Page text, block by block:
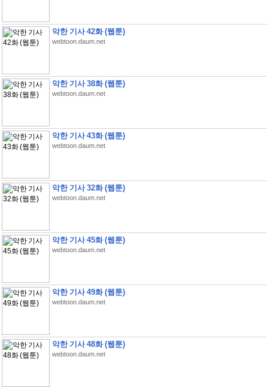
악한 기사 42화 (웹툰)
webtoon.daum.net
악한 기사 38화 (웹툰)
webtoon.daum.net
악한 기사 43화 (웹툰)
webtoon.daum.net
악한 기사 32화 (웹툰)
webtoon.daum.net
악한 기사 45화 (웹툰)
webtoon.daum.net
악한 기사 49화 (웹툰)
webtoon.daum.net
악한 기사 48화 (웹툰)
webtoon.daum.net